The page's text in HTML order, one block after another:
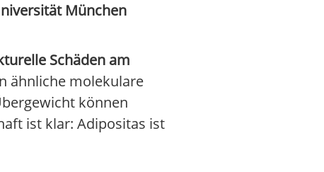
München
Schäden am
ähnliche molekulare
können
ist klar: Adipositas ist